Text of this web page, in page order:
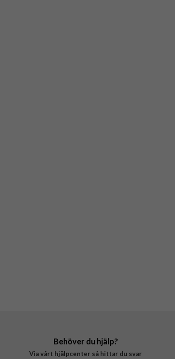
Behöver du hjälp?
Via vårt hjälpcenter så hittar du svar